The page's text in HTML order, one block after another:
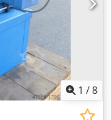
1 /8